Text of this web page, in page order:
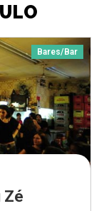
Bares/Bar
Zé